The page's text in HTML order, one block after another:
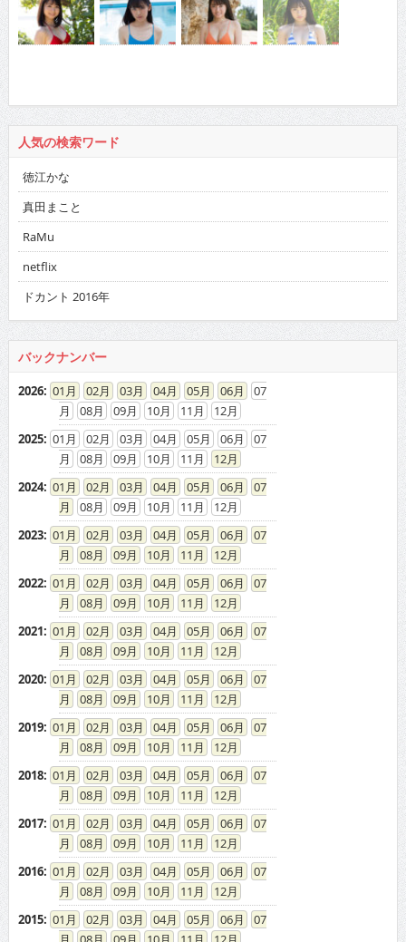
人気の検索ワード
徳江かな
真田まこと
RaMu
netflix
ドカント 2016年
バックナンバー
2026: 01 02 03 04 05 06
07
08
09 10 11
12
2025: 01 02 03 04 05 06
07
08
09 10 11
12
2024: 01 02 03 04 05 06
07
08
09 10 11
12
2023: 01 02 03 04 05 06
07
08
09 10 11
12
2022: 01 02 03 04 05 06
07
08
09 10 11
12
2021: 01 02 03 04 05 06
07
08
09 10 11
12
2020: 01 02 03 04 05 06
07
08
09 10 11
12
2019: 01 02 03 04 05 06
07
08
09 10 11
12
2018: 01 02 03 04 05 06
07
08
09 10 11
12
2017: 01 02 03 04 05 06
07
08
09 10 11
12
2016: 01 02 03 04 05 06
07
08
09 10 11
12
2015: 01 02 03 04 05 06
07